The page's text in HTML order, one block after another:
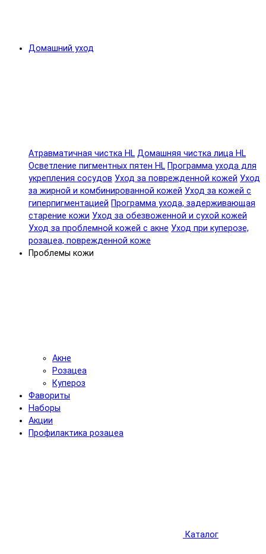
Домашний уход
Атравматичная чистка HL Домашняя чистка лица HL
Осветление пигментных пятен HL Программа ухода для
укрепления сосудов Уход за поврежденной кожей Уход
за жирной и комбинированной кожей Уход за кожей с
гиперпигментацией Программа ухода, задерживающая
старение кожи Уход за обезвоженной и сухой кожей
Уход за проблемной кожей с акне Уход при куперозе,
розацеа, поврежденной коже
Проблемы кожи
Акне
Розацеа
Купероз
Фавориты
Наборы
Акции
Профилактика розацеа
Каталог